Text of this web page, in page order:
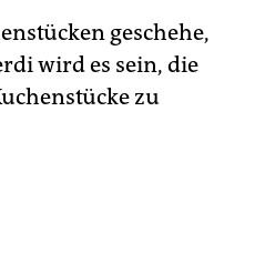
geschehe,
wird es sein, die
zu